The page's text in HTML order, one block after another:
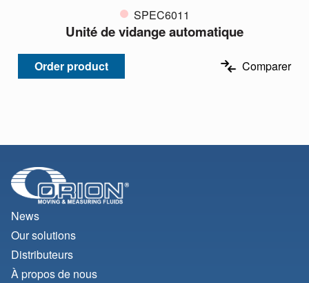
SPEC6011
Unité de vidange automatique
Order product Comparer
News
Our solutions
Distributeurs
À propos de nous